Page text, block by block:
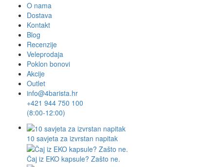
O nama
Dostava
Kontakt
Blog
Recenzije
Veleprodaja
Poklon bonovi
Akcije
Outlet
info@4barista.hr
+421 944 750 100
(8:00-12:00)
10 savjeta za izvrstan napitak
Čaj iz EKO kapsule? Zašto ne.